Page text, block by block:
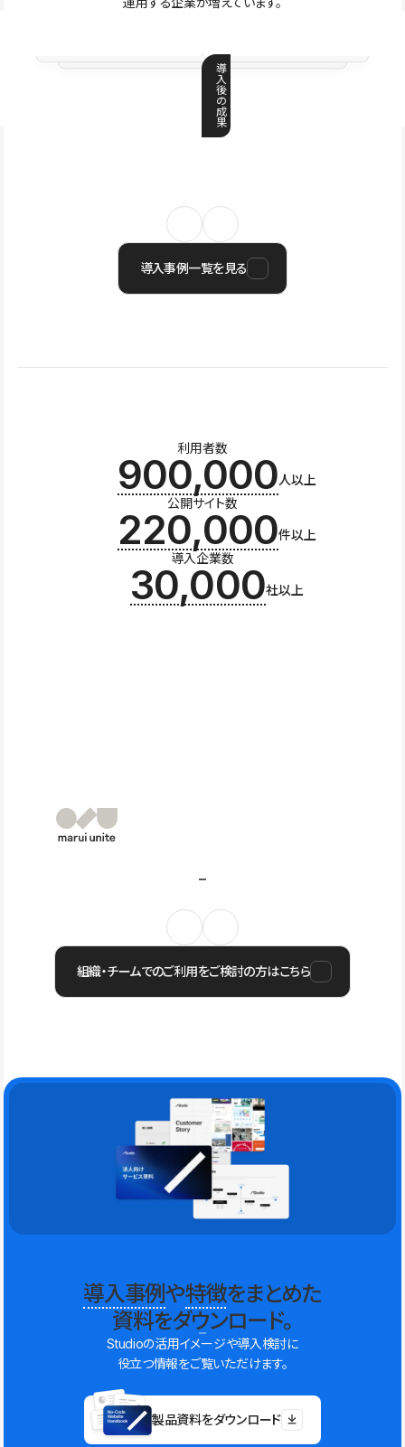
導
入
後
の
成
果
導入事例一覧を見る
利用者数
900,000人以上
公開サイト数
220,000件以上
導入企業数
30,000社以上
組織・チームでのご利用をご検討の方はこちら
導入事例や特徴をまとめた
資料をダウンロード。
Studioの活用イメージや導入検討に
役立つ情報をご覧いただけます。
製品資料をダウンロード